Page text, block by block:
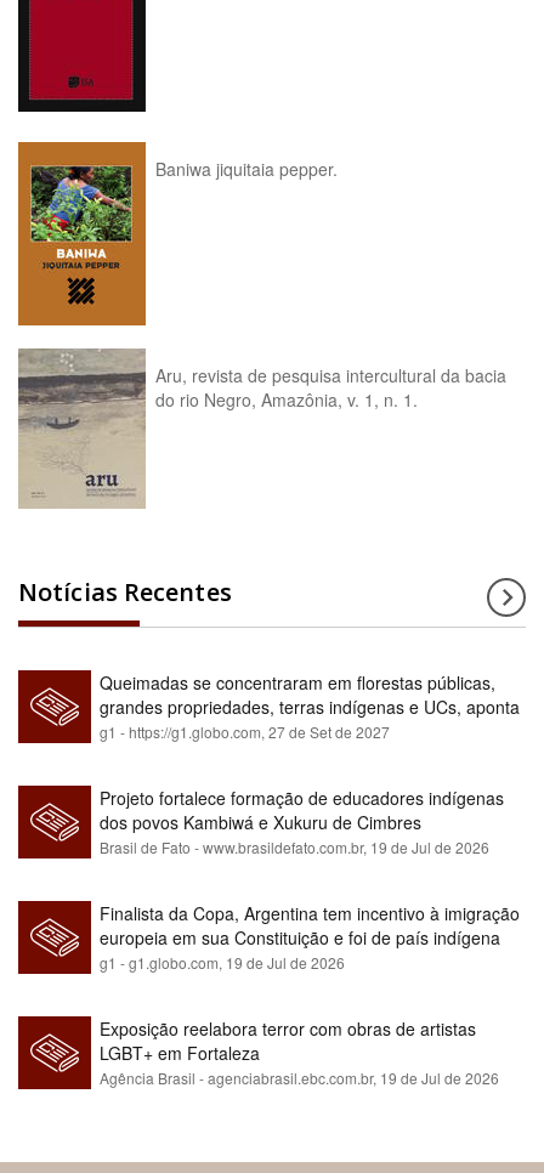
Baniwa jiquitaia pepper.
Aru, revista de pesquisa intercultural da bacia
do rio Negro, Amazônia, v. 1, n. 1.
Notícias Recentes
Queimadas se concentraram em florestas públicas,
grandes propriedades, terras indígenas e UCs, aponta
relatório
g1 - https://g1.globo.com, 27 de Set de 2027
Projeto fortalece formação de educadores indígenas
dos povos Kambiwá e Xukuru de Cimbres
Brasil de Fato - www.brasildefato.com.br, 19 de Jul de 2026
Finalista da Copa, Argentina tem incentivo à imigração
europeia em sua Constituição e foi de país indígena
para maioria branca
g1 - g1.globo.com, 19 de Jul de 2026
Exposição reelabora terror com obras de artistas
LGBT+ em Fortaleza
Agência Brasil - agenciabrasil.ebc.com.br, 19 de Jul de 2026